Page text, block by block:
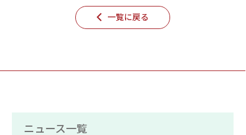
一覧に戻る
ニュース一覧